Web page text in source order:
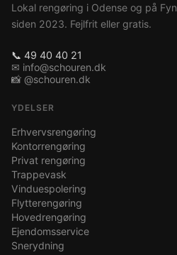
Lokal rengøring i Odense og på Fyn
siden 2023. Fejlfrit eller gratis.
📞 49 40 40 21
✉ info@schouren.dk
📸 @schouren.dk
YDELSER
Erhvervsrengøring
Kontorrengøring
Privat rengøring
Trappevask
Vinduespolering
Flytterengøring
Hovedrengøring
Ejendomsservice
Snerydning